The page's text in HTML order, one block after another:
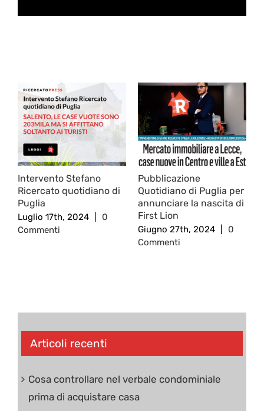
Intervento Stefano
Ricercato quotidiano di
Puglia
Luglio 17th, 2024
0
Commenti
Pubblicazione
Quotidiano di Puglia per
annunciare la nascita di
First Lion
Giugno 27th, 2024
0
Commenti
Articoli recenti
Cosa controllare nel verbale condominiale
prima di acquistare casa